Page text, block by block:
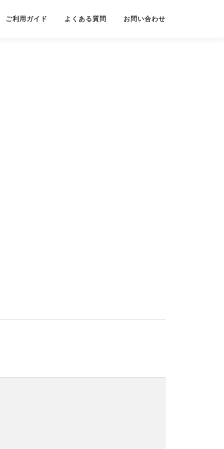
ご利用ガイド よくある質問 お問い合わせ